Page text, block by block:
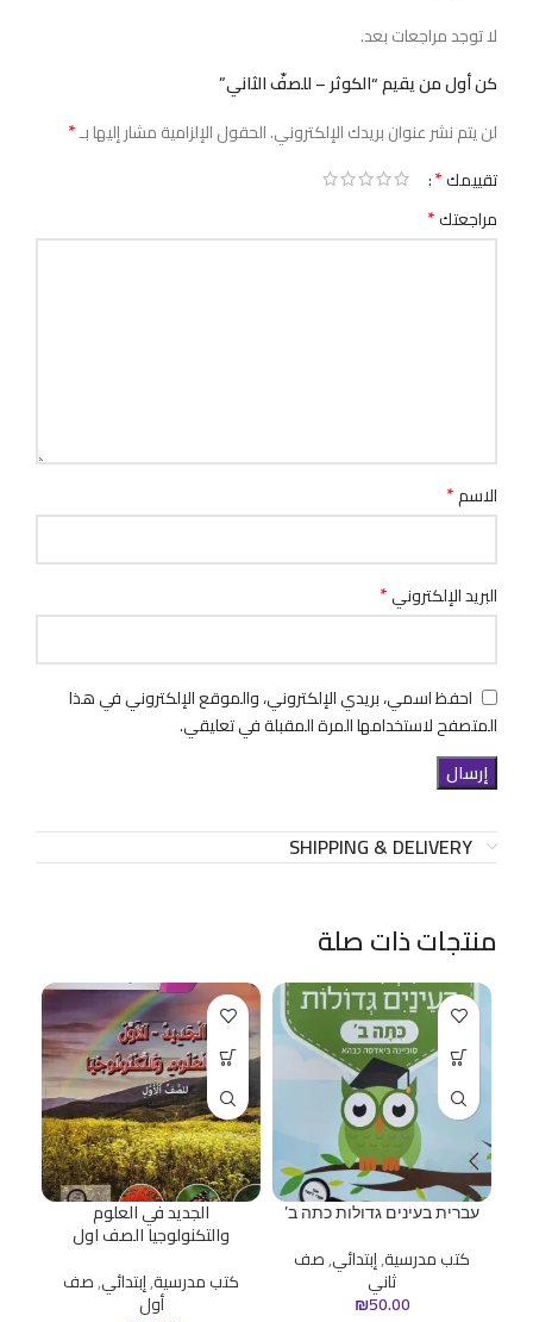
لا توجد مراجعات بعد.
كن أول من يقيم “الكوثر – للصفّ الثاني”
لن يتم نشر عنوان بريدك الإلكتروني.الحقول الإلزامية مشار إليها بـ*
تقييمك*
مراجعتك*
الاسم*
البريد الإلكتروني*
احفظ اسمي، بريدي الإلكتروني، والموقع الإلكتروني في هذا
المتصفح لاستخدامها المرة المقبلة في تعليقي.
SHIPPING & DELIVERY
منتجات ذات صلة
עברית בעינים גדולות כתה ב’
كتب مدرسية,إبتدائي,صف
ثاني
₪50.00
الجديد في العلوم
والتكنولوجيا الصف اول
كتب مدرسية,إبتدائي,صف
أول